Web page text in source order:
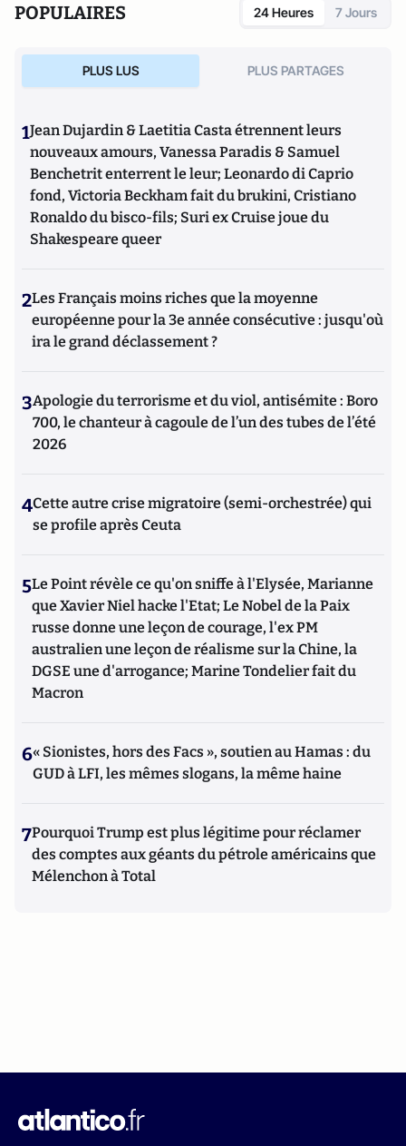
POPULAIRES 24 Heures 7 Jours
PLUS LUS PLUS PARTAGES
1Jean Dujardin & Laetitia Casta étrennent leurs
nouveaux amours, Vanessa Paradis & Samuel
Benchetrit enterrent le leur; Leonardo di Caprio
fond, Victoria Beckham fait du brukini, Cristiano
Ronaldo du bisco-fils; Suri ex Cruise joue du
Shakespeare queer
2Les Français moins riches que la moyenne
européenne pour la 3e année consécutive : jusqu'où
ira le grand déclassement ?
3Apologie du terrorisme et du viol, antisémite : Boro
700, le chanteur à cagoule de l’un des tubes de l’été
2026
4Cette autre crise migratoire (semi-orchestrée) qui
se profile après Ceuta
5Le Point révèle ce qu'on sniffe à l'Elysée, Marianne
que Xavier Niel hacke l'Etat; Le Nobel de la Paix
russe donne une leçon de courage, l'ex PM
australien une leçon de réalisme sur la Chine, la
DGSE une d'arrogance; Marine Tondelier fait du
Macron
6« Sionistes, hors des Facs », soutien au Hamas : du
GUD à LFI, les mêmes slogans, la même haine
7Pourquoi Trump est plus légitime pour réclamer
des comptes aux géants du pétrole américains que
Mélenchon à Total